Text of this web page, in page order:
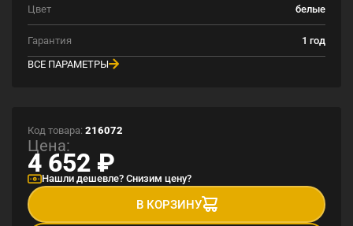
Цвет белые
Гарантия
1 год
ВСЕ ПАРАМЕТРЫ
Код товара: 216072
Цена:
4 652 ₽
Нашли дешевле? Снизим цену?
В КОРЗИНУ